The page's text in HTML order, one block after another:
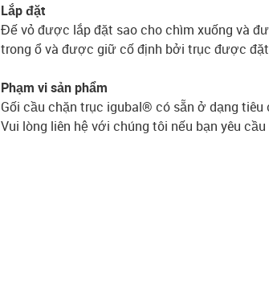
Lắp đặt
Đế vỏ được lắp đặt sao cho chìm xuống và
trong ổ và được giữ cố định bởi trục được
Phạm vi sản phẩm
Gối cầu chặn trục igubal® có sẵn ở dạng
Vui lòng liên hệ với chúng tôi nếu bạn yêu